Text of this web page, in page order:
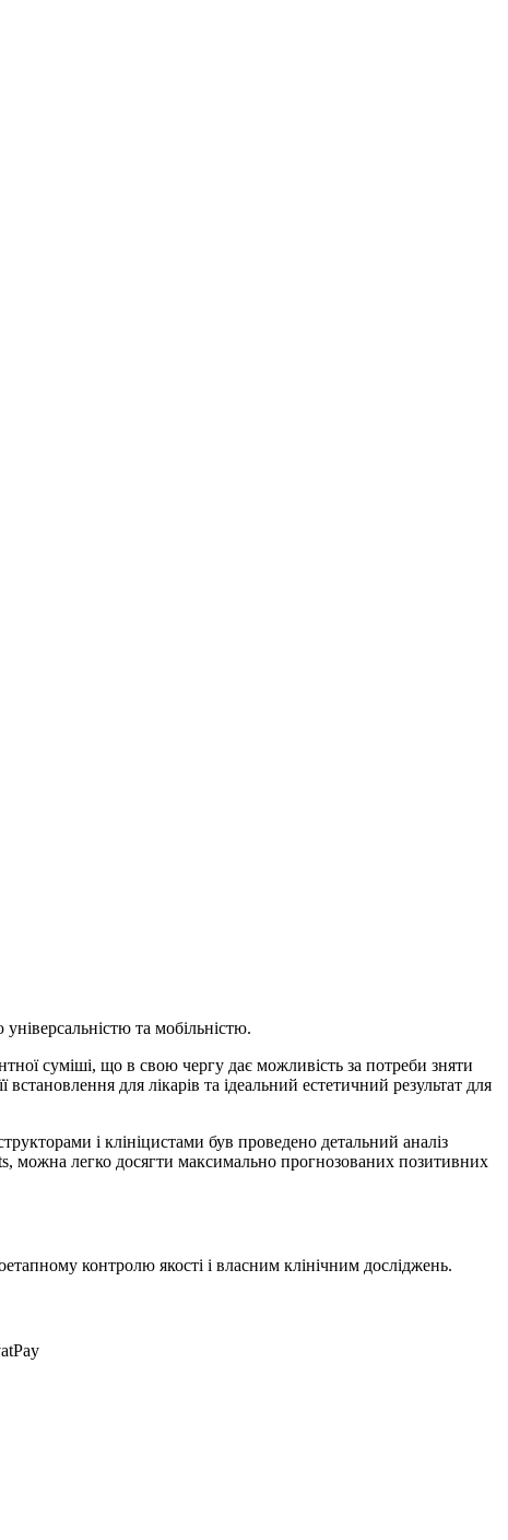
та мобільністю.
суміші, що в свою чергу дає можливість за потреби зняти
для лікарів та ідеальний естетичний результат для
і клініцистами був проведено детальний аналіз
можна легко досягти максимально прогнозованих позитивних
контролю якості і власним клінічним досліджень.